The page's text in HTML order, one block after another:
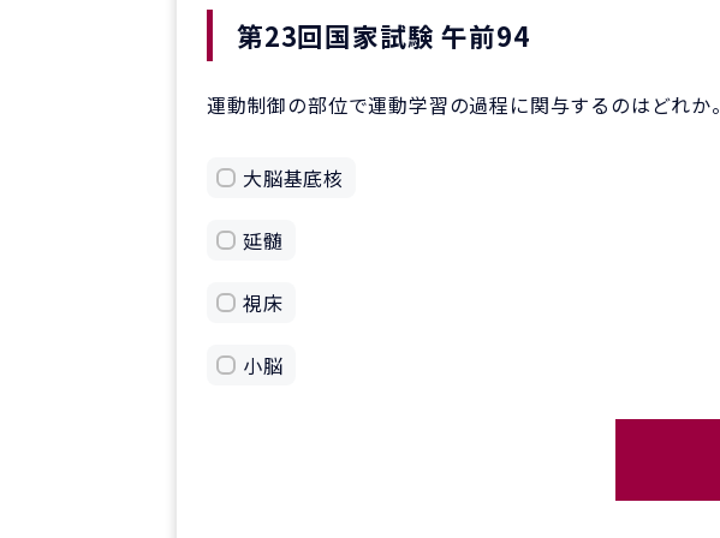
第23回国家試験 午前94
運動制御の部位で運動学習の過程に関与するのはどれか。
大脳基底核
延髄
視床
小脳